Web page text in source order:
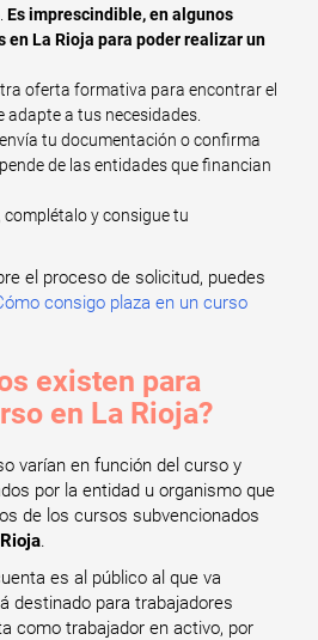
Es imprescindible, en algunos
en La Rioja para poder realizar un
oferta formativa para encontrar el
adapte a tus necesidades.
tu documentación o confirma
de las entidades que financian
complétalo y consigue tu
el proceso de solicitud, puedes
consigo plaza en un curso
existen para
en La Rioja?
varían en función del curso y
por la entidad u organismo que
de los cursos subvencionados
.
es al público al que va
destinado para trabajadores
como trabajador en activo, por